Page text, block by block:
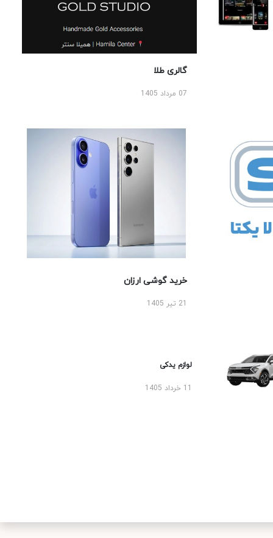
گالری طلا
07 مرداد 1405
خرید گوشی ارزان
لوازم یدکی